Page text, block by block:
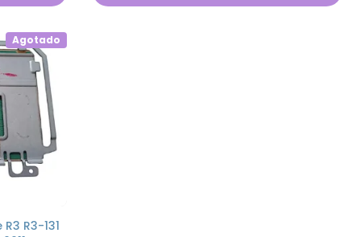
Agotado
R3-131